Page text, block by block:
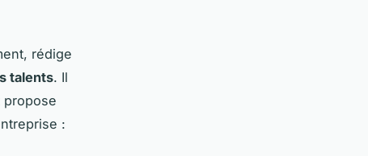
rédige
talents. Il
propose
: